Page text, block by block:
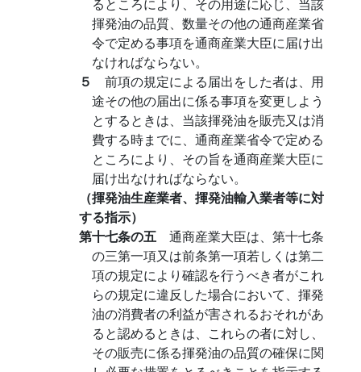
揮発油の品質、数量その他の通商産業省
令で定める事項を通商産業大臣に届け出
なければならない。
５ 前項の規定による届出をした者は、用
途その他の届出に係る事項を変更しよう
とするときは、当該揮発油を販売又は消
費する時までに、通商産業省令で定める
ところにより、その旨を通商産業大臣に
届け出なければならない。
（揮発油生産業者、揮発油輸入業者等に対
する指示）
第十七条の五 通商産業大臣は、第十七条
の三第一項又は前条第一項若しくは第二
項の規定により確認を行うべき者がこれ
らの規定に違反した場合において、揮発
油の消費者の利益が害されるおそれがあ
ると認めるときは、これらの者に対し、
その販売に係る揮発油の品質の確保に関